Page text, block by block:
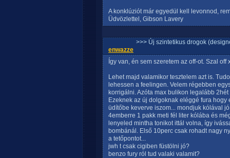
A konklúziót már egyedül kell levonnod,
Üdvözlettel, Gibson Lavery
>>> Új szintetikus drogok
enwazze
Így van, én sem szeretem az off-ot. Szal off
Lehet majd valamikor tesztelem azt is.
lehessen a feelingen. Velem régebben
korrigálni. Azóta max bulikon legalább
Ezeknek az új dolgoknak eléggé fura
üdítőbe keverve iszom... mondjuk kólával
4emberre 1 pakk meti fél liter kólába és
lenyeled mintha tonikot ittál volna, így
bombánál. Első 10perc csak rohadt nagy
a tetőpontot...
jwh t csak cigiben füstölni jó?
benzo fury ról tud valaki valamit?